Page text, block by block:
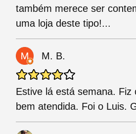
também merece ser
uma loja deste tipo!...
M. B.
Estive lá está semana. Fiz
bem atendida. Foi o Luis.